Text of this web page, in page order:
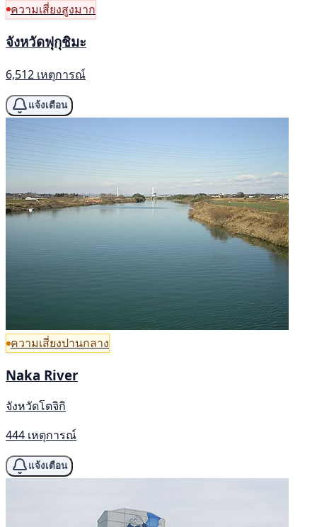
ความเสี่ยงสูงมาก
จังหวัดฟุกุชิมะ
6,512 เหตุการณ์
แจ้งเตือน
ความเสี่ยงปานกลาง
Naka River
จังหวัดโตจิกิ
444 เหตุการณ์
แจ้งเตือน